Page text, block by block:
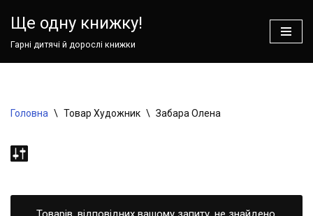
Ще одну книжку!
Гарні дитячі й дорослі книжки
Головна \ Товар Художник \ Забара Олена